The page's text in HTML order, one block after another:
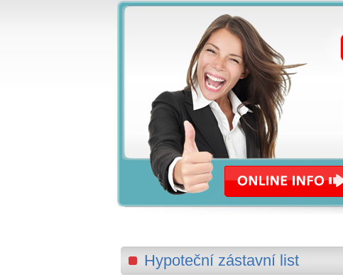
Hypoteční zástavní list